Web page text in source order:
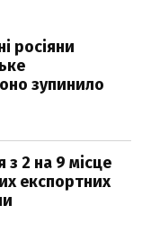
росіяни
зупинило
з 2 на 9 місце
експортних